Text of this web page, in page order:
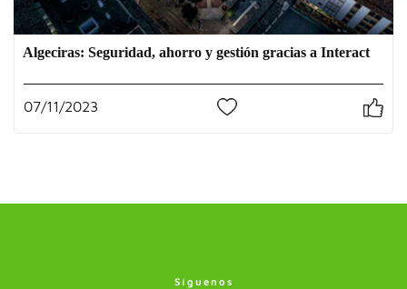
Algeciras: Seguridad, ahorro y gestión gracias a Interact
07/11/2023
Síguenos